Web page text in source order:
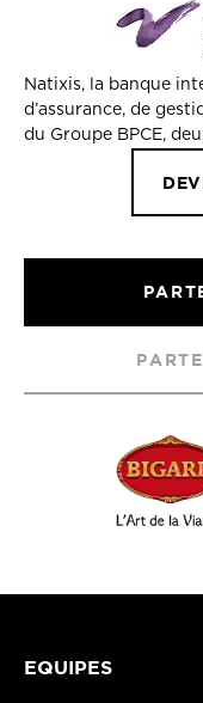
Natixis, la banque
d’assurance, de
du Groupe BPCE,
EQUIPES